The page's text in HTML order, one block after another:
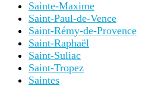
Sainte-Maxime
Saint-Paul-de-Vence
Saint-Rémy-de-Provence
Saint-Raphaël
Saint-Suliac
Saint-Tropez
Saintes